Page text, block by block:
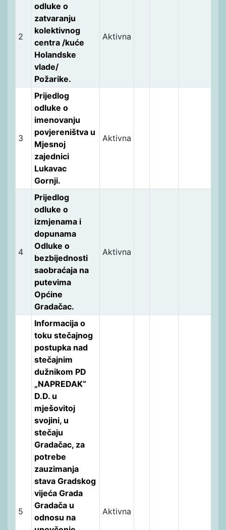
2
odluke o
zatvaranju
kolektivnog
centra /kuće
Holandske
vlade/
Požarike.
Aktivna
3
Prijedlog
odluke o
imenovanju
povjereništva u
Mjesnoj
zajednici
Lukavac
Gornji.
Aktivna
4
Prijedlog
odluke o
izmjenama i
dopunama
Odluke o
bezbijednosti
saobraćaja na
putevima
Općine
Gradačac.
Aktivna
5
Informacija o
toku stečajnog
postupka nad
stečajnim
dužnikom PD
„NAPREDAK“
D.D. u
mješovitoj
svojini, u
stečaju
Gradačac, za
potrebe
zauzimanja
stava Gradskog
vijeća Grada
Gradača u
odnosu na
Aktivna